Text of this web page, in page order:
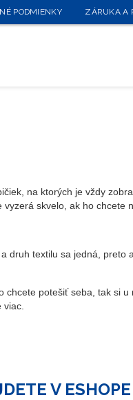
na ktorých je vždy
skvelo, ak ho chcete
druh textilu sa jedná, preto
potešiť seba, tak si
V ESHOPE
PODMIENKY ZÁRUKA A